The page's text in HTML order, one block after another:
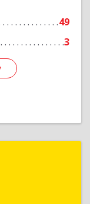
49
3
г.Кишинев,